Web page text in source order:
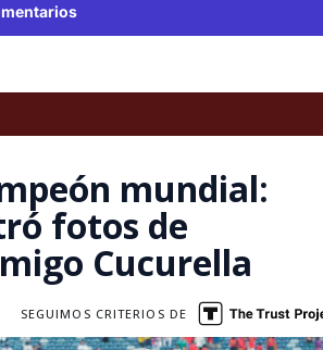
mundial:
fotos de
Cucurella
SEGUIMOS CRITERIOS DE